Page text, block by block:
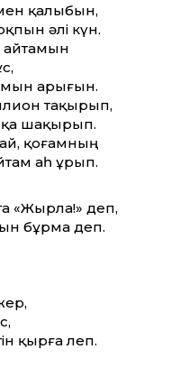
қалыбын,
әлі күн.
айтамын
арығын.
тақырып,
шақырып.
қоғамның
аһ ұрып.
«Жырла!» деп,
бұрма деп.
қырға леп.